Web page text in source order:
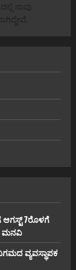
ನಾವು
7ರೊಳಗೆ
ಮನವಿ
ವ್ಯವಸ್ಥಾಪಕ